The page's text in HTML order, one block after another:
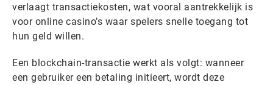
verlaagt transactiekosten, wat vooral aantrekkelijk is
voor online casino’s waar spelers snelle toegang tot
hun geld willen.
Een blockchain-transactie werkt als volgt: wanneer
een gebruiker een betaling initieert, wordt deze